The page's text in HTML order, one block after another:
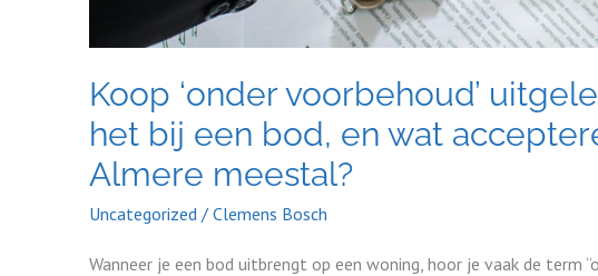
Koop ‘onder voorbehoud’
het bij een bod, en wat
Almere meestal?
Uncategorized / Clemens Bosch
Wanneer je een bod uitbrengt op een woning, hoor je vaak de term